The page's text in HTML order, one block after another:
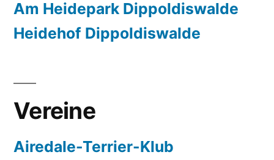
Am Heidepark Dippoldiswalde
Heidehof Dippoldiswalde
Vereine
Airedale-Terrier-Klub